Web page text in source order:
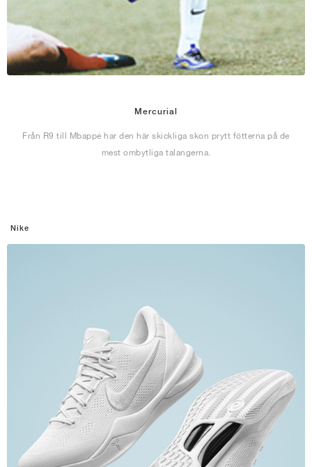
Mercurial
Från R9 till Mbappé har den här skickliga skon prytt fötterna på de
mest ombytliga talangerna.
Nike